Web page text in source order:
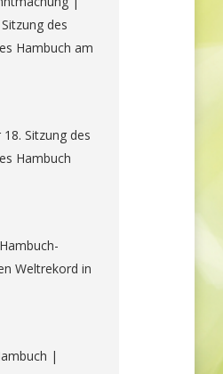
des
Hambuch am
Sitzung des
Hambuch
Weltrekord in
|